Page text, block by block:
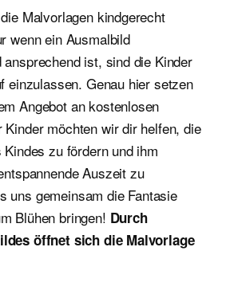
Malvorlagen kindgerecht
wenn ein Ausmalbild
ist, sind die Kinder
einzulassen. Genau hier setzen
Angebot an kostenlosen
möchten wir dir helfen, die
zu fördern und ihm
Auszeit zu
uns gemeinsam die Fantasie
Blühen bringen! Durch
öffnet sich die Malvorlage